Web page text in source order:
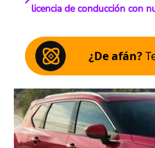
licencia de conducción con
¿De afán?